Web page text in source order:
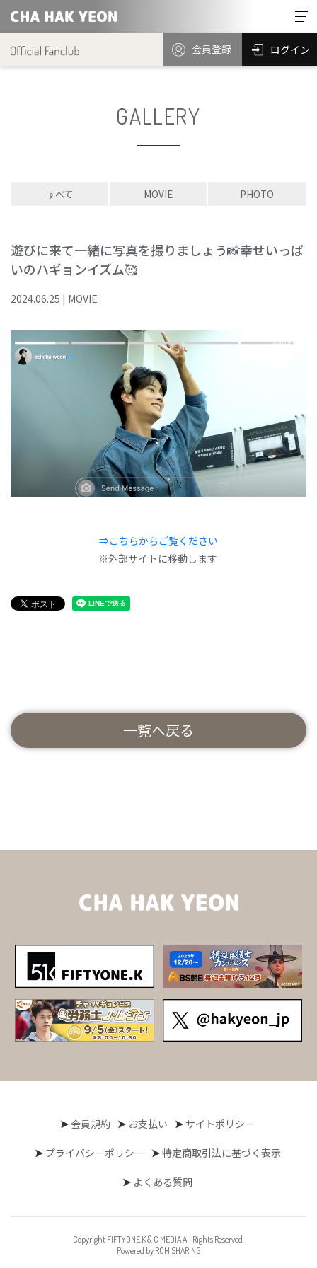
会員登録 ログイン
GALLERY
すべて MOVIE PHOTO
遊びに来て一緒に写真を撮りましょう📸幸せいっぱ
いのハギョンイズム🥰
2024.06.25 | MOVIE
⇒こちらからご覧ください
※外部サイトに移動します
一覧へ戻る
会員規約 お支払い サイトポリシー
プライバシーポリシー 特定商取引法に基づく表示
よくある質問
Copyright FIFTYONE.K & C MEDIA All Rights Reserved.
Powered by ROM SHARING